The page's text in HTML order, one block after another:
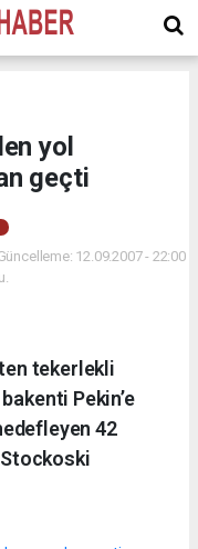
yol
geçti
12.09.2007 - 22:00
tekerlekli
Pekin’e
42